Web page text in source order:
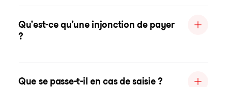
Qu'est-ce qu'une injonction de payer
?
Que se passe-t-il en cas de saisie ?